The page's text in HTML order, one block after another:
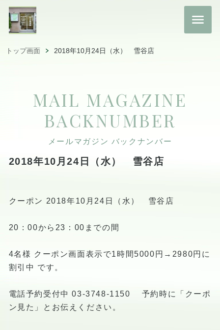
トップ画面 2018年10月24日（水） 雪谷店
MAIL MAGAZINE
BACKNUMBER
メールマガジン バックナンバー
2018年10月24日（水） 雪谷店
クーポン 2018年10月24日（水） 雪谷店
20：00から23：00までの間
4名様 クーポン画面表示で1時間5000円→2980円に
割引中 です。
電話予約受付中 03-3748-1150 予約時に「クーポ
ン見た」とお伝えください。